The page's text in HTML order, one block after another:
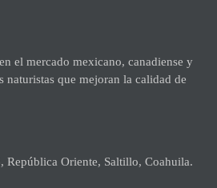
el mercado mexicano, canadiense y
que mejoran la calidad de
República Oriente, Saltillo, Coahuila.